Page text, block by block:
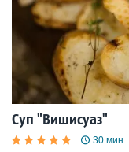
Суп "Вишисуаз"
30 мин.